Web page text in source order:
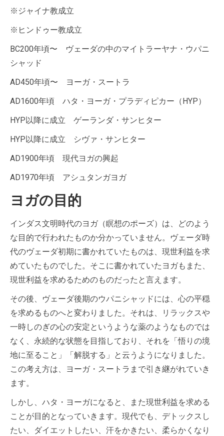
※ジャイナ教成立
※ヒンドゥー教成立
BC200年頃〜 ヴェーダの中のマイトラーヤナ・ウパニ
シャッド
AD450年頃〜 ヨーガ・スートラ
AD1600年頃 ハタ・ヨーガ・プラディピカー（HYP）
HYP以降に成立 ゲーランダ・サンヒター
HYP以降に成立 シヴァ・サンヒター
AD1900年頃 現代ヨガの興起
AD1970年頃 アシュタンガヨガ
ヨガの目的
インダス文明時代のヨガ（瞑想のポーズ）は、どのよう
な目的で行われたものか分かっていません。ヴェーダ時
代のヴェーダ初期に書かれていたものは、現世利益を求
めていたものでした。そこに書かれていたヨガもまた、
現世利益を求めるためのものだったと言えます。
その後、ヴェーダ後期のウパニシャッドには、心の平穏
を求めるものへと変わりました。それは、リラックスや
一時しのぎの心の安定というような薬のようなものでは
なく、永続的な状態を目指しており、それを「悟りの境
地に至ること」「解脱する」と云うようになりました。
この考え方は、ヨーガ・スートラまで引き継がれていき
ます。
しかし、ハタ・ヨーガになると、また現世利益を求める
ことが目的となっていきます。現代でも、デトックスし
たい、ダイエットしたい、汗をかきたい、柔らかくなり